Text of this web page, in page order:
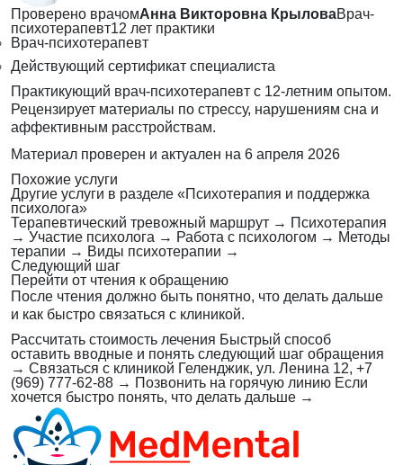
Проверено врачомАнна Викторовна КрыловаВрач-
психотерапевт12 лет практики
Врач-психотерапевт
Действующий сертификат специалиста
Практикующий врач-психотерапевт с 12-летним опытом.
Рецензирует материалы по стрессу, нарушениям сна и
аффективным расстройствам.
Материал проверен и актуален на 6 апреля 2026
Похожие услуги
Другие услуги в разделе «Психотерапия и поддержка
психолога»
Терапевтический тревожный маршрут → Психотерапия
→ Участие психолога → Работа с психологом → Методы
терапии → Виды психотерапии →
Следующий шаг
Перейти от чтения к обращению
После чтения должно быть понятно, что делать дальше
и как быстро связаться с клиникой.
Рассчитать стоимость лечения Быстрый способ
оставить вводные и понять следующий шаг обращения
→ Связаться с клиникой Геленджик, ул. Ленина 12, +7
(969) 777-62-88 → Позвонить на горячую линию Если
хочется быстро понять, что делать дальше →